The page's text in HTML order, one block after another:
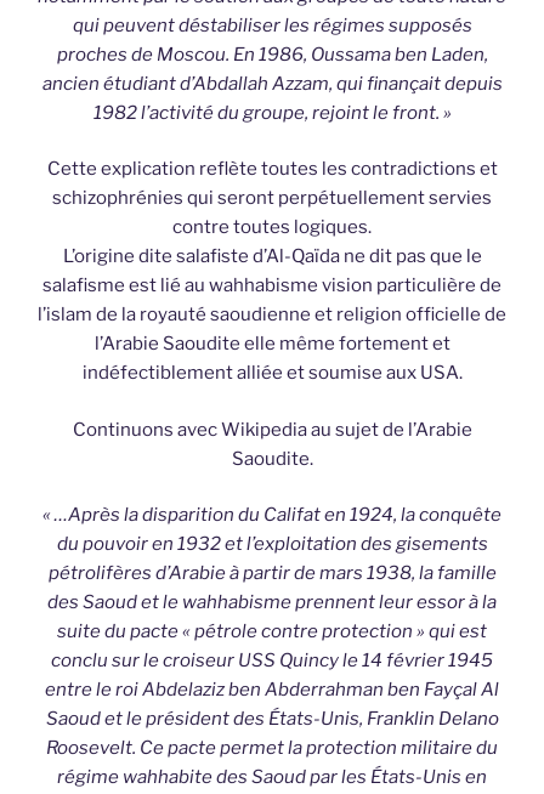
qui peuvent déstabiliser les régimes supposés
proches de Moscou. En 1986, Oussama ben Laden,
ancien étudiant d’Abdallah Azzam, qui finançait depuis
1982 l’activité du groupe, rejoint le front. »
Cette explication reflète toutes les contradictions et
schizophrénies qui seront perpétuellement servies
contre toutes logiques.
L’origine dite salafiste d’Al-Qaïda ne dit pas que le
salafisme est lié au wahhabisme vision particulière de
l’islam de la royauté saoudienne et religion officielle de
l’Arabie Saoudite elle même fortement et
indéfectiblement alliée et soumise aux USA.
Continuons avec Wikipedia au sujet de l’Arabie
Saoudite.
« …Après la disparition du Califat en 1924, la conquête
du pouvoir en 1932 et l’exploitation des gisements
pétrolifères d’Arabie à partir de mars 1938, la famille
des Saoud et le wahhabisme prennent leur essor à la
suite du pacte « pétrole contre protection » qui est
conclu sur le croiseur USS Quincy le 14 février 1945
entre le roi Abdelaziz ben Abderrahman ben Fayçal Al
Saoud et le président des États-Unis, Franklin Delano
Roosevelt. Ce pacte permet la protection militaire du
régime wahhabite des Saoud par les États-Unis en